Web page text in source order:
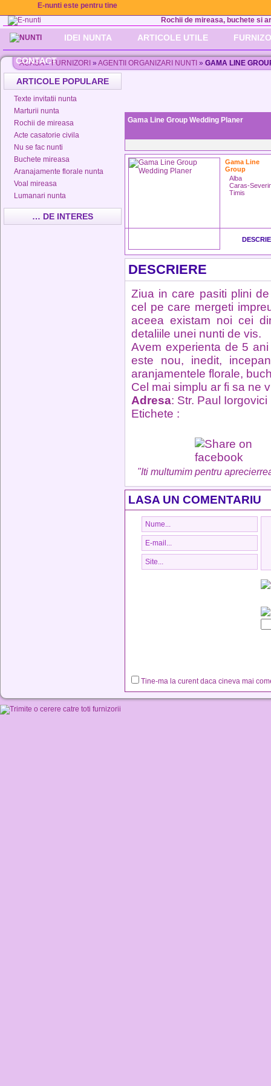
E-nunti este pentru tine
Rochii de mireasa, buchete si
IDEI NUNTA ARTICOLE UTILE
CONTACT
ACASA»FURNIZORI » AGENTII ORGANIZARI NUNTI » GAMA LINE
ARTICOLE POPULARE
Texte invitatii nunta
Marturii nunta
Rochii de mireasa
Acte casatorie civila
Nu se fac nunti
Buchete mireasa
Aranajamente florale nunta
Voal mireasa
Lumanari nunta
… DE INTERES
Gama Line Group Wedding Planer
Gama Line
Group
Alba
Caras-
Timis
DESCRIERE
Ziua in care pasiti plini
cel pe care mergeti
aceea existam noi cei
detaliile unei nunti de vis.
Avem experienta de 5
este nou, inedit,
aranjamentele florale,
Cel mai simplu ar fi sa ne
Adresa: Str. Paul
Etichete :
"Iti multumim pentru
LASA UN COMENTARIU
Tine-ma la curent daca cineva mai